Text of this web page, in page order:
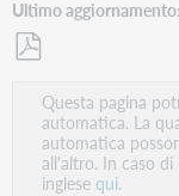
Ultimo aggiornamento
come
PDF
Questa pagina
automatica. La
automatica
all'altro. In caso
inglesequi.